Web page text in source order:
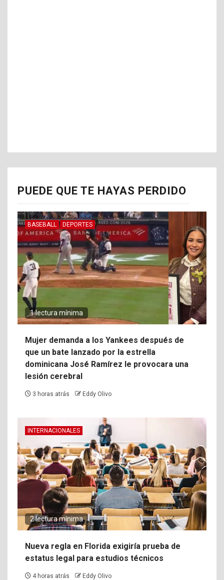
PUEDE QUE TE HAYAS PERDIDO
BASEBALL DEPORTES
1 lectura mínima
Mujer demanda a los Yankees después de
que un bate lanzado por la estrella
dominicana José Ramírez le provocara una
lesión cerebral
3 horas atrás Eddy Olivo
INTERNACIONALES
2 lectura mínima
Nueva regla en Florida exigiría prueba de
estatus legal para estudios técnicos
4 horas atrás Eddy Olivo